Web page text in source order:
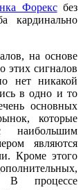
Форексбез
кардинально
на основе
этих сигналов
нет никакой
в одно и то
основных
которые
наибольшим
являются
Кроме этого
В процессе